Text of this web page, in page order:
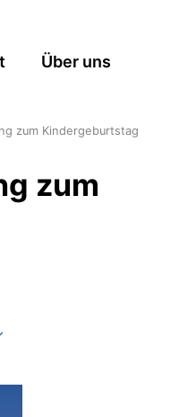
Über uns
zum Kindergeburtstag
zum